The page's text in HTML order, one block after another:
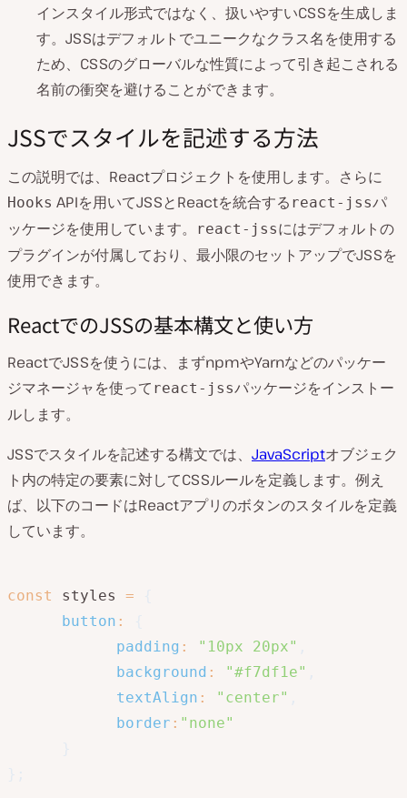
インスタイル形式ではなく、扱いやすいCSSを生成しま
す。JSSはデフォルトでユニークなクラス名を使用する
ため、CSSのグローバルな性質によって引き起こされる
名前の衝突を避けることができます。
JSSでスタイルを記述する方法
この説明では、Reactプロジェクトを使用します。さらに
Hooks APIを用いてJSSとReactを統合する react-jssパ
ッケージを使用しています。
react-jssにはデフォルトの
プラグインが付属しており、最小限のセットアップでJSSを
使用できます。
ReactでのJSSの基本構文と使い方
ReactでJSSを使うには、まずnpmやYarnなどのパッケー
ジマネージャを使って react-jssパッケージをインストー
ルします。
JSSでスタイルを記述する構文では、 JavaScriptオブジェク
ト内の特定の要素に対してCSSルールを定義します。例え
ば、以下のコードはReactアプリのボタンのスタイルを定義
しています。
const styles =
button :
padding : "10px 20px"
background : "#f7df1e"
textAlign : "center"
border : "none"